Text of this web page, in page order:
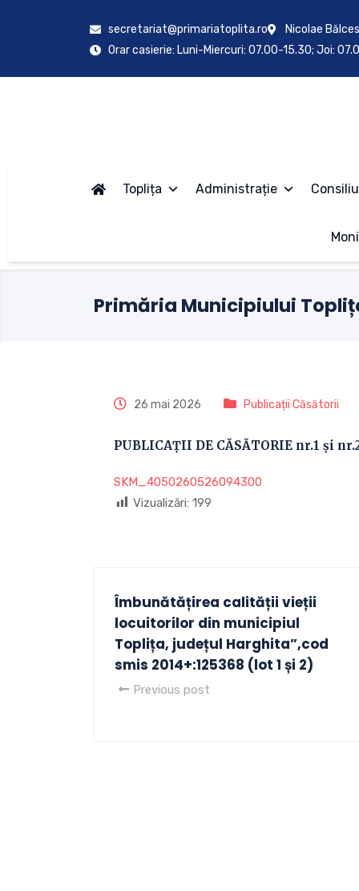
secretariat@primariatoplita.ro
Nicolae
Orar casierie: Luni-Miercuri: 07.00-15.30; Joi:
Toplița Administrație
Primăria Municipiului
26 mai 2026 Publicații Căsătorii
PUBLICAȚII DE CĂSĂTORIE nr.1 și
SKM_4050260526094300
Vizualizări: 199
Îmbunătățirea calității vieții
locuitorilor din municipiul
Toplița, județul Harghita”,cod
smis 2014+:125368 (lot 1 și 2)
Previous post